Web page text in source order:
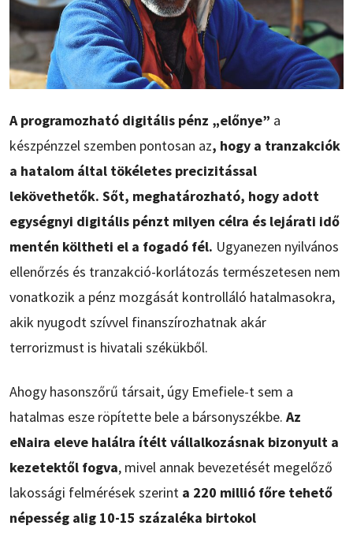
A programozható digitális pénz „előnye” a
készpénzzel szemben pontosan az, hogy a tranzakciók
a hatalom által tökéletes precizitással
lekövethetők. Sőt, meghatározható, hogy adott
egységnyi digitális pénzt milyen célra és lejárati idő
mentén költheti el a fogadó fél. Ugyanezen nyilvános
ellenőrzés és tranzakció-korlátozás természetesen nem
vonatkozik a pénz mozgását kontrolláló hatalmasokra,
akik nyugodt szívvel finanszírozhatnak akár
terrorizmust is hivatali székükből.
Ahogy hasonszőrű társait, úgy Emefiele-t sem a
hatalmas esze röpítette bele a bársonyszékbe. Az
eNaira eleve halálra ítélt vállalkozásnak bizonyult a
kezetektől fogva, mivel annak bevezetését megelőző
lakossági felmérések szerint a 220 millió főre tehető
népesség alig 10-15 százaléka birtokol